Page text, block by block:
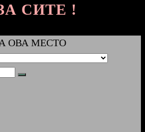
СИТЕ !
ОВА МЕСТО